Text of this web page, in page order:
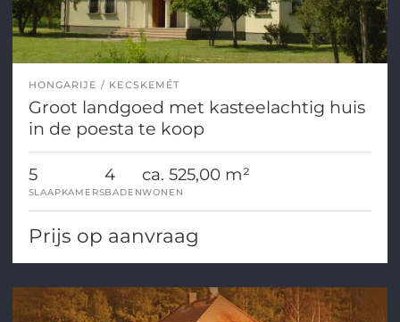
HONGARIJE KECSKEMÉT
Groot landgoed met kasteelachtig huis
in de poesta te koop
5
SLAAPKAMERS
4
BADEN
ca. 525,00 m²
WONEN
Prijs op aanvraag